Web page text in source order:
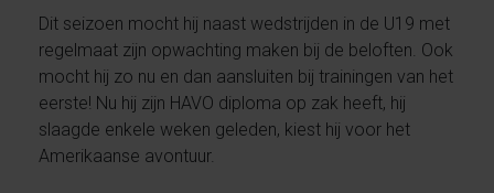
Dit seizoen mocht hij naast wedstrijden in de U19 met
regelmaat zijn opwachting maken bij de beloften. Ook
mocht hij zo nu en dan aansluiten bij trainingen van het
eerste! Nu hij zijn HAVO diploma op zak heeft, hij
slaagde enkele weken geleden, kiest hij voor het
Amerikaanse avontuur.